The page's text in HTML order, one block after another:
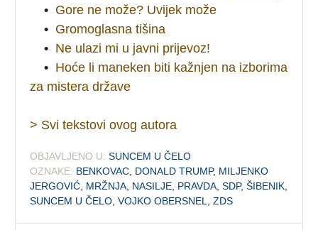
• Gore ne može? Uvijek može
• Gromoglasna tišina
• Ne ulazi mi u javni prijevoz!
• Hoće li maneken biti kažnjen na izborima
za mistera države
> Svi tekstovi ovog autora
OBJAVLJENO U: SUNCEM U ČELO
OZNAKE: BENKOVAC DONALD TRUMP, MILJENKO
JERGOVIĆ MRŽNJA NASILJE PRAVDA ,SDP,ŠIBENIK
SUNCEM U ČELO ,VOJKO OBERSNEL ,ZDS